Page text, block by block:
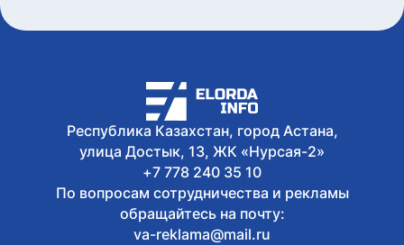
Рустама Карагойшина
5 августа, 2026
Международный тренировочный сбор
с участием звезд мирового дзюдо
проходит в Алматы
Республика Казахстан, город Астана,
улица Достык, 13, ЖК «Нурсая-2»
+7 778 240 35 10
По вопросам сотрудничества и рекламы
обращайтесь на почту:
va-reklama@mail.ru